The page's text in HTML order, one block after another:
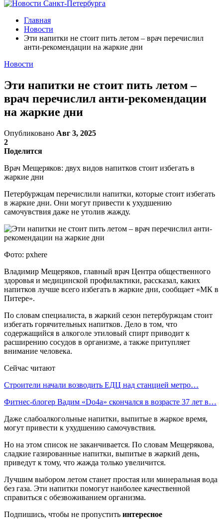
Главная
Новости
Эти напитки не стоит пить летом – врач перечислил
анти-рекомендации на жаркие дни
Новости
Эти напитки не стоит пить летом –
врач перечислил анти-рекомендации
на жаркие дни
Опубликовано Авг 3, 2025
2
Поделится
Врач Мещеряков: двух видов напитков стоит избегать в
жаркие дни
Петербуржцам перечислили напитки, которые стоит избегать
в жаркие дни. Они могут привести к ухудшению
самочувствия даже не утолив жажду.
Фото: pxhere
Владимир Мещеряков, главный врач Центра общественного
здоровья и медицинской профилактики, рассказал, каких
напитков лучше всего избегать в жаркие дни, сообщает «МК в
Питере».
По словам специалиста, в жаркий сезон петербуржцам стоит
избегать горячительных напитков. Дело в том, что
содержащийся в алкоголе этиловый спирт приводит к
расширению сосудов в организме, а также притупляет
внимание человека.
Сейчас читают
Строители начали возводить ЕДЦ над станцией метро…
Фитнес-блогер Вадим «Do4a» скончался в возрасте 37 лет в…
Даже слабоалкогольные напитки, выпитые в жаркое время,
могут привести к ухудшению самочувствия.
Но на этом список не заканчивается. По словам Мещерякова,
сладкие газированные напитки, выпитые в жаркий день,
приведут к тому, что жажда только увеличится.
Лучшим выбором летом станет простая или минеральная вода
без газа. Эти напитки помогут наиболее качественной
справиться с обезвоживанием организма.
Подпишись, чтобы не пропустить интересное